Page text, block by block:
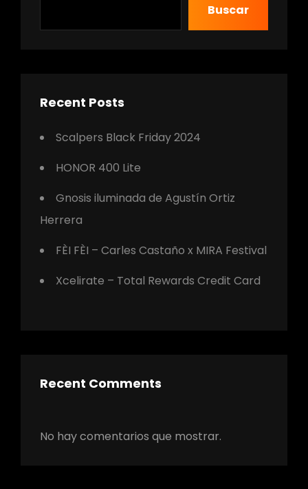
Buscar
Recent Posts
Scalpers Black Friday 2024
HONOR 400 Lite
Gnosis iluminada de Agustín Ortiz
Herrera
FÈI FÈI – Carles Castaño x MIRA Festival
Xcelirate – Total Rewards Credit Card
Recent Comments
No hay comentarios que mostrar.